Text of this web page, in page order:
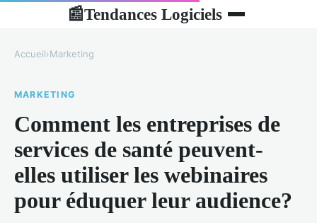
📰Tendances Logiciels
Accueil›Marketing
MARKETING
Comment les entreprises de
services de santé peuvent-
elles utiliser les webinaires
pour éduquer leur audience?